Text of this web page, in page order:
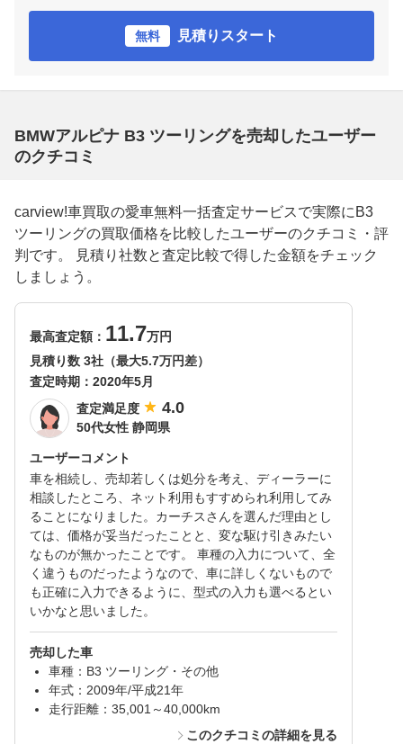
無料 見積りスタート
BMWアルピナ B3 ツーリングを売却したユーザー
のクチコミ
carview!車買取の愛車無料一括査定サービスで実際にB3
ツーリングの買取価格を比較したユーザーのクチコミ・評
判です。 見積り社数と査定比較で得した金額をチェック
しましょう。
最高査定額： 11.7万円
見積り数 3社（最大5.7万円差）
査定時期： 2020年5月
査定満足度
4.0
50代女性 静岡県
ユーザーコメント
車を相続し、売却若しくは処分を考え、ディーラーに
相談したところ、ネット利用もすすめられ利用してみ
ることになりました。カーチスさんを選んだ理由とし
ては、価格が妥当だったことと、変な駆け引きみたい
なものが無かったことです。 車種の入力について、全
く違うものだったようなので、車に詳しくないもので
も正確に入力できるように、型式の入力も選べるとい
いかなと思いました。
売却した車
車種：B3 ツーリング・その他
年式：2009年/平成21年
走行距離：35,001～40,000km
このクチコミの詳細を見る